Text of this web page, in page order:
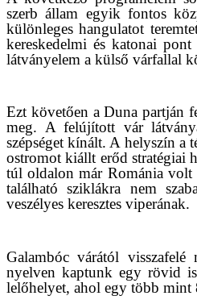
szerb állam egyik fontos
különleges hangulatot
kereskedelmi és katonai
látványelem a külső várfallal
Ezt követően a Duna partján
meg. A felújított vár
szépséget kínált. A helyszín a
ostromot kiállt erőd stratégiai
túl oldalon már Románia volt
található sziklákra nem
veszélyes keresztes viperának.
Galambóc várától
nyelven kaptunk egy rövid
lelőhelyet, ahol egy több mint